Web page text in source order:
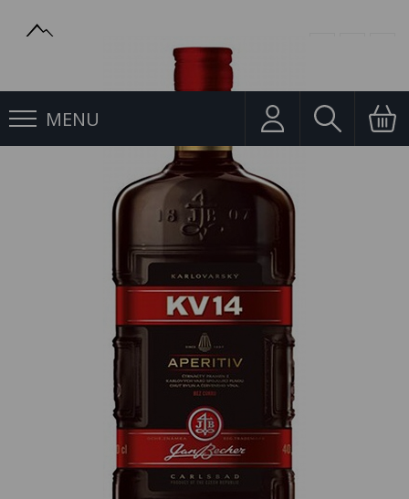
MENU
KV14 Aperitiv 0,5l 40%
KV14 Aperitiv 0,5l 40%
Přidat do oblíbených produktů
Foto produktu se může od skutečnosti mírně lišit.